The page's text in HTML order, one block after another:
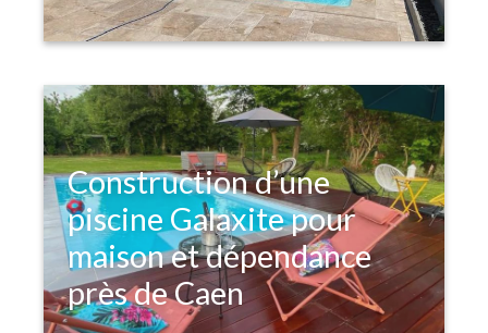
Construction d’une
piscine Galaxite pour
maison et dépendance
près de Caen